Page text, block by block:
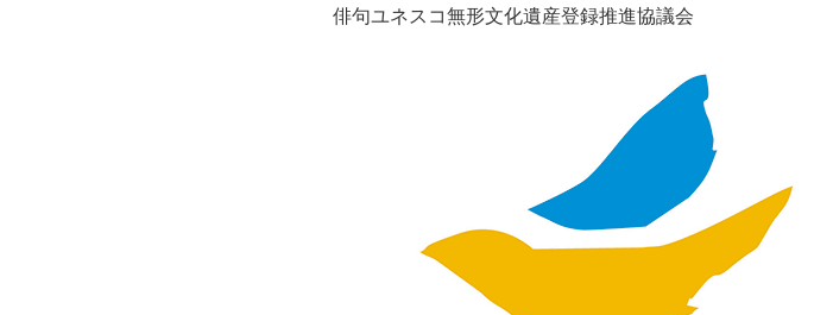
俳句ユネスコ無形文化遺産登録推進協議会